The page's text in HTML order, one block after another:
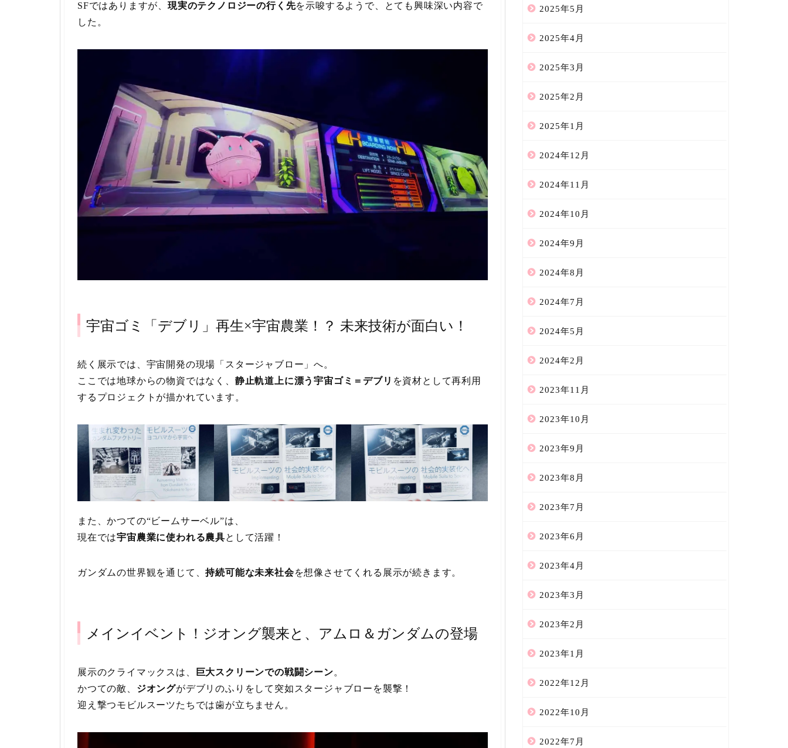
SFではありますが、 現実のテクノロジーの行く先を示唆するようで、とても興味深い内容で
した。
宇宙ゴミ「デブリ」再生×宇宙農業！？ 未来技術が面白い！
続く展示では、宇宙開発の現場「スタージャブロー」へ。
ここでは地球からの物資ではなく、 静止軌道上に漂う宇宙ゴミ＝デブリ を資材として再利用
するプロジェクトが描かれています。
また、かつての“ビームサーベル”は、
現在では宇宙農業に使われる農具として活躍！
ガンダムの世界観を通じて、持続可能な未来社会を想像させてくれる展示が続きます。
メインイベント！ジオング襲来と、アムロ＆ガンダムの登場
展示のクライマックスは、 巨大スクリーンでの戦闘シーン。
かつての敵、 ジオングがデブリのふりをして突如スタージャブローを襲撃！
迎え撃つモビルスーツたちでは歯が立ちません。
2025年5月
2025年4月
2025年3月
2025年2月
2025年1月
2024年12月
2024年11月
2024年10月
2024年9月
2024年8月
2024年7月
2024年5月
2024年2月
2023年11月
2023年10月
2023年9月
2023年8月
2023年7月
2023年6月
2023年4月
2023年3月
2023年2月
2023年1月
2022年12月
2022年10月
2022年7月